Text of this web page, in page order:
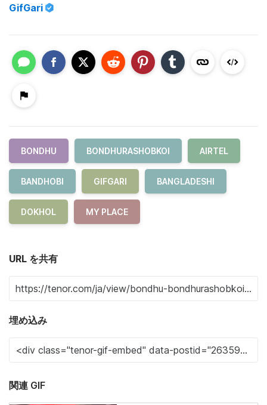
GifGari
BONDHU BONDHURASHOBKOI AIRTEL
BANDHOBI GIFGARI BANGLADESHI
DOKHOL MY PLACE
URL を共有
埋め込み
関連 GIF